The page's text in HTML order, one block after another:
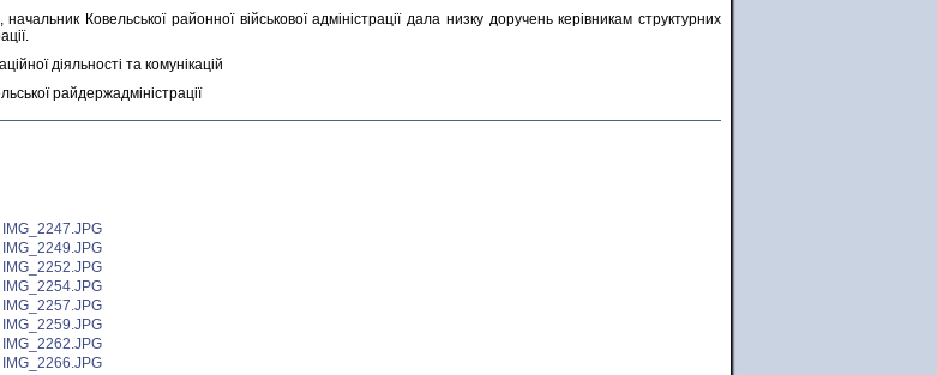
Ковельської районної військової адміністрації дала низку доручень керівникам структурних
діяльності та комунікацій
райдержадміністрації